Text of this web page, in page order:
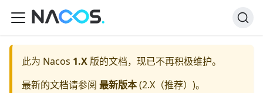
此为 Nacos 1.X 版的文档，现已不再积极维护。
最新的文档请参阅 最新版本(2.X（推荐） )。